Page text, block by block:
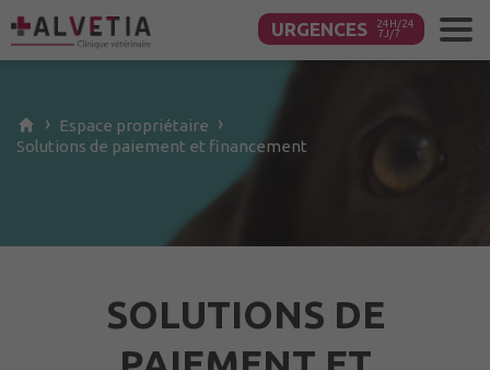
URGENCES
› Espace propriétaire ›
Solutions de paiement et financement
SOLUTIONS DE